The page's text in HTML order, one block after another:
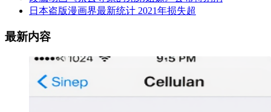
日本盗版漫画界最新统计 2021年损失超
最新内容